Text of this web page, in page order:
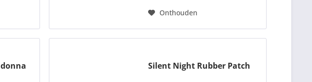
Onthouden
Silent Night Rubber Patch